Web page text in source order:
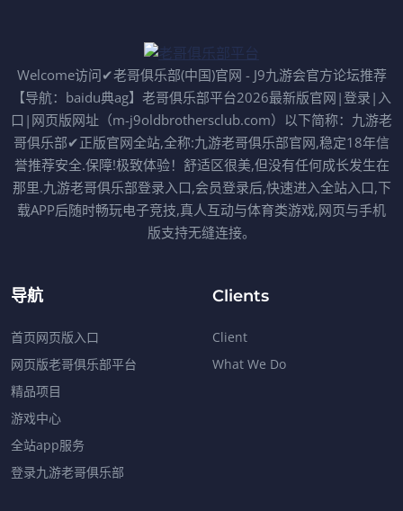
Welcome访问✔老哥俱乐部(中国)官网 - J9九游会官方论坛推荐
【导航：baidu典ag】老哥俱乐部平台2026最新版官网|登录|入
口|网页版网址（m-j9oldbrothersclub.com）以下简称：九游老
哥俱乐部✔正版官网全站,全称:九游老哥俱乐部官网,稳定18年信
誉推荐安全.保障!极致体验！舒适区很美,但没有任何成长发生在
那里.九游老哥俱乐部登录入口,会员登录后,快速进入全站入口,下
载APP后随时畅玩电子竞技,真人互动与体育类游戏,网页与手机
版支持无缝连接。
导航
首页网页版入口
网页版老哥俱乐部平台
精品项目
游戏中心
全站app服务
登录九游老哥俱乐部
Clients
Client
What We Do